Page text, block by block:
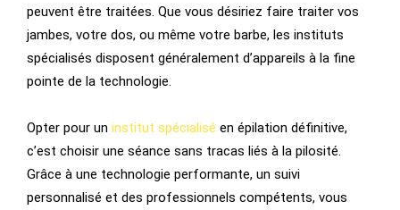
peuvent être traitées. Que vous désiriez faire traiter vos
jambes, votre dos, ou même votre barbe, les instituts
spécialisés disposent généralement d’appareils à la fine
pointe de la technologie.
Opter pour un institut spécialisé en épilation définitive,
c’est choisir une séance sans tracas liés à la pilosité.
Grâce à une technologie performante, un suivi
personnalisé et des professionnels compétents, vous